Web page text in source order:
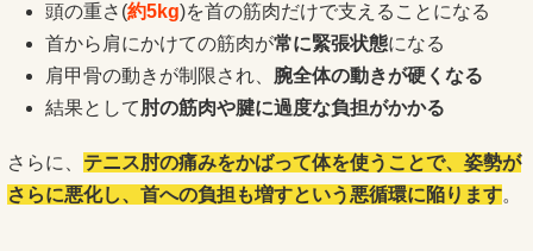
頭の重さ(約5kg)を首の筋肉だけで支えることになる
首から肩にかけての筋肉が常に緊張状態になる
肩甲骨の動きが制限され、 腕全体の動きが硬くなる
結果として肘の筋肉や腱に過度な負担がかかる
さらに、 テニス肘の痛みをかばって体を使うことで、姿勢が
さらに悪化し、首への負担も増すという悪循環に陥ります。